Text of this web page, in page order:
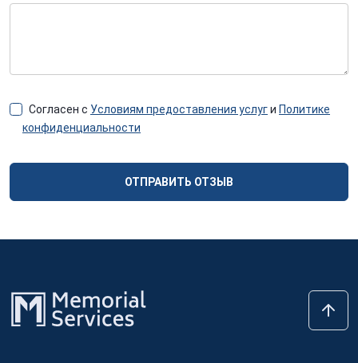
Согласен с Условиям предоставления услуги Политике
конфиденциальности
ОТПРАВИТЬ ОТЗЫВ